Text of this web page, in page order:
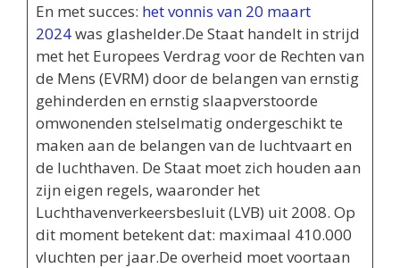
En met succes: het vonnis van 20 maart
2024was glashelder.De Staat handelt in strijd
met het Europees Verdrag voor de Rechten van
de Mens (EVRM) door de belangen van ernstig
gehinderden en ernstig slaapverstoorde
omwonenden stelselmatig ondergeschikt te
maken aan de belangen van de luchtvaart en
de luchthaven. De Staat moet zich houden aan
zijn eigen regels, waaronder het
Luchthavenverkeersbesluit (LVB) uit 2008. Op
dit moment betekent dat: maximaal 410.000
vluchten per jaar.De overheid moet voortaan